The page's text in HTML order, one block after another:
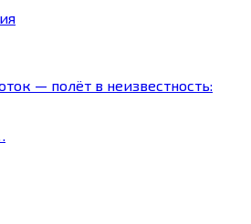
— полёт в неизвестность: